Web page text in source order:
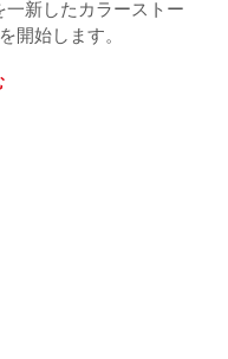
一新したカラーストー
開始します。